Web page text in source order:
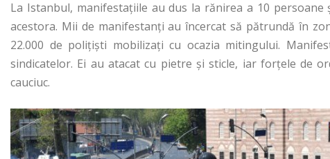
La Istanbul, manifestațiile au dus la rănirea a 10
acestora. Mii de manifestanţi au încercat să pătrundă în
22.000 de poliţişti mobilizaţi cu ocazia mitingului.
sindicatelor. Ei au atacat cu pietre şi sticle, iar forţele de
cauciuc.